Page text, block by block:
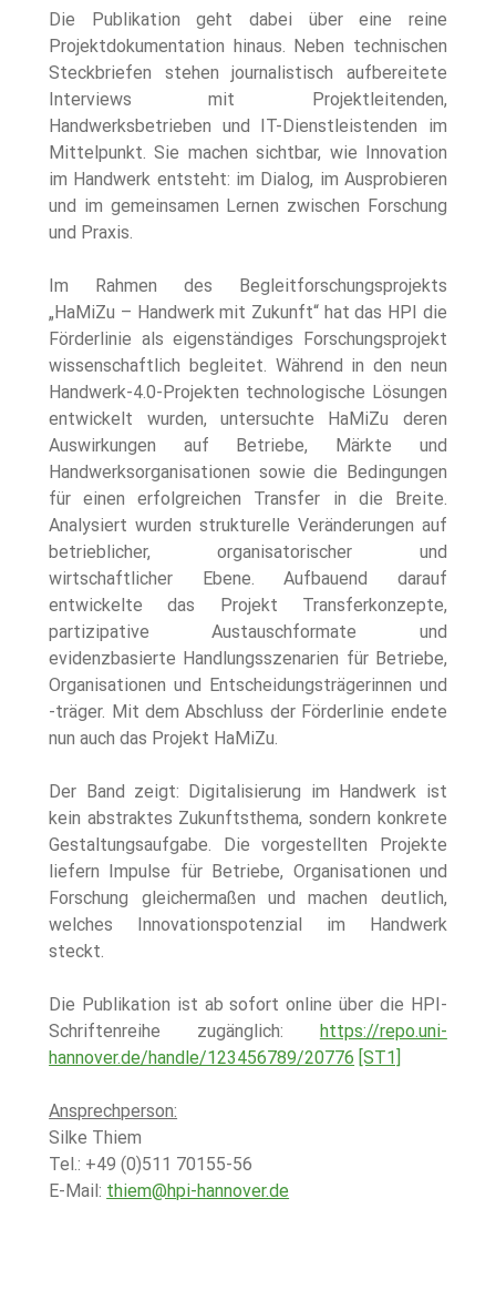
Die Publikation geht dabei über eine reine
Projektdokumentation hinaus. Neben technischen
Steckbriefen stehen journalistisch aufbereitete
Interviews mit Projektleitenden,
Handwerksbetrieben und IT-Dienstleistenden im
Mittelpunkt. Sie machen sichtbar, wie Innovation
im Handwerk entsteht: im Dialog, im Ausprobieren
und im gemeinsamen Lernen zwischen Forschung
und Praxis.
Im Rahmen des Begleitforschungsprojekts
„HaMiZu – Handwerk mit Zukunft“ hat das HPI die
Förderlinie als eigenständiges Forschungsprojekt
wissenschaftlich begleitet. Während in den neun
Handwerk-4.0-Projekten technologische Lösungen
entwickelt wurden, untersuchte HaMiZu deren
Auswirkungen auf Betriebe, Märkte und
Handwerksorganisationen sowie die Bedingungen
für einen erfolgreichen Transfer in die Breite.
Analysiert wurden strukturelle Veränderungen auf
betrieblicher, organisatorischer und
wirtschaftlicher Ebene. Aufbauend darauf
entwickelte das Projekt Transferkonzepte,
partizipative Austauschformate und
evidenzbasierte Handlungsszenarien für Betriebe,
Organisationen und Entscheidungsträgerinnen und
-träger. Mit dem Abschluss der Förderlinie endete
nun auch das Projekt HaMiZu.
Der Band zeigt: Digitalisierung im Handwerk ist
kein abstraktes Zukunftsthema, sondern konkrete
Gestaltungsaufgabe. Die vorgestellten Projekte
liefern Impulse für Betriebe, Organisationen und
Forschung gleichermaßen und machen deutlich,
welches Innovationspotenzial im Handwerk
steckt.
Die Publikation ist ab sofort online über die HPI-
Schriftenreihe zugänglich: https://repo.uni-
hannover.de/handle/123456789/20776 [ST1]
Ansprechperson:
Silke Thiem
Tel.: +49 (0)511 70155-56
E-Mail: thiem@hpi-hannover.de